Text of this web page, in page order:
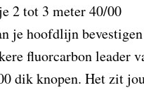
2 tot 3 meter 40/00
je hoofdlijn
fluorcarbon leader
dik knopen. Het zit